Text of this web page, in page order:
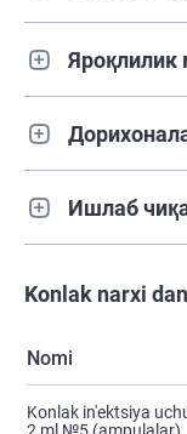
Яроқлилик
Ишлаб
Konlak narxi
Nomi
Konlak in'ektsiya